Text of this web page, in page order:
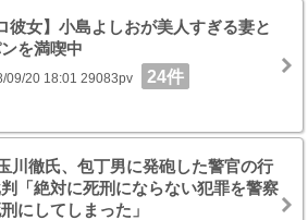
彼女】小島よしおが美人すぎる妻と
を満喫中
09/20 18:01 29083pv 24件
川徹氏、包丁男に発砲した警官の行
「絶対に死刑にならない犯罪を警察
にしてしまった」